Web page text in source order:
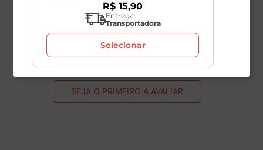
Avaliações
Este produto ainda não tem avaliações
SEJA O PRIMEIRO A AVALIAR
R$ 15,90
Entrega:
Transportadora
Selecionar